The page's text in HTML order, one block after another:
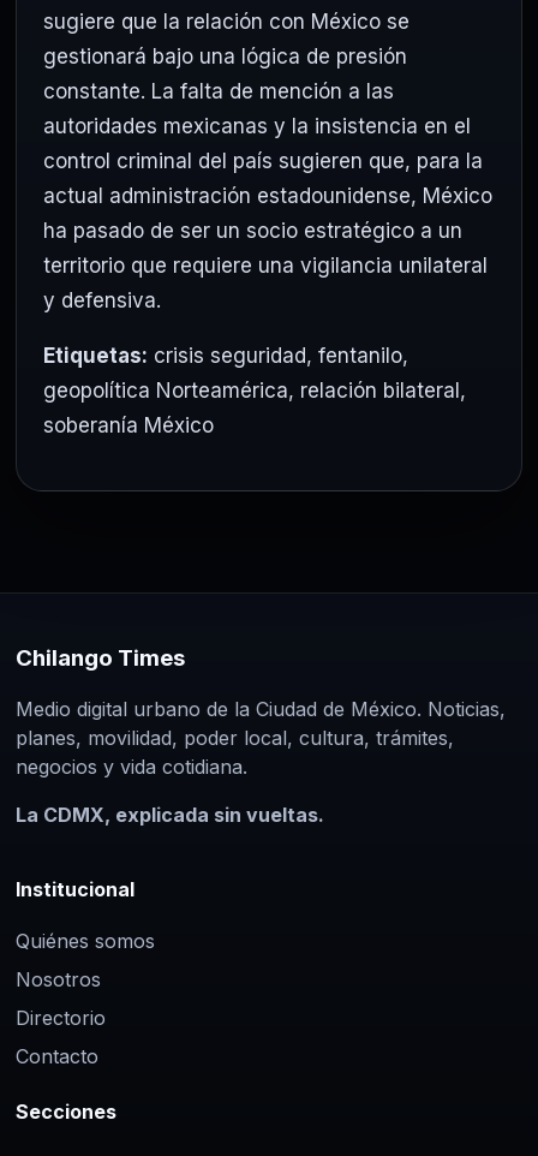
sugiere que la relación con México se
gestionará bajo una lógica de presión
constante. La falta de mención a las
autoridades mexicanas y la insistencia en el
control criminal del país sugieren que, para la
actual administración estadounidense, México
ha pasado de ser un socio estratégico a un
territorio que requiere una vigilancia unilateral
y defensiva.
Etiquetas: crisis seguridad, fentanilo,
geopolítica Norteamérica, relación bilateral ,
soberanía México
Chilango Times
Medio digital urbano de la Ciudad de México. Noticias,
planes, movilidad, poder local, cultura, trámites,
negocios y vida cotidiana.
La CDMX, explicada sin vueltas.
Institucional
Quiénes somos
Nosotros
Directorio
Contacto
Secciones